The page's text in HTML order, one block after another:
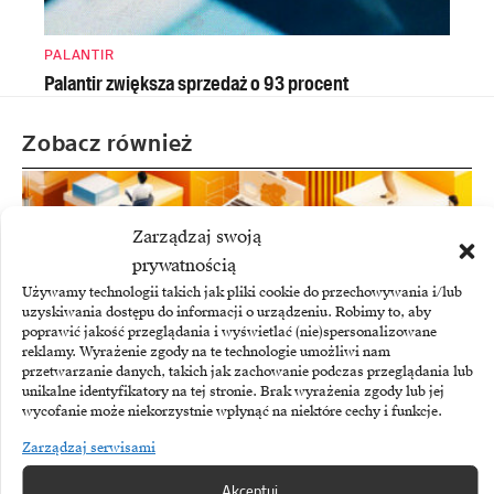
Zarządzaj swoją
prywatnością
Używamy technologii takich jak pliki cookie do przechowywania i/lub
uzyskiwania dostępu do informacji o urządzeniu. Robimy to, aby
poprawić jakość przeglądania i wyświetlać (nie)spersonalizowane
reklamy. Wyrażenie zgody na te technologie umożliwi nam
przetwarzanie danych, takich jak zachowanie podczas przeglądania lub
unikalne identyfikatory na tej stronie. Brak wyrażenia zgody lub jej
wycofanie może niekorzystnie wpłynąć na niektóre cechy i funkcje.
Zarządzaj serwisami
PALANTIR
Palantir zwiększa sprzedaż o 93 procent
Zobacz również
SYSTEMY ERP